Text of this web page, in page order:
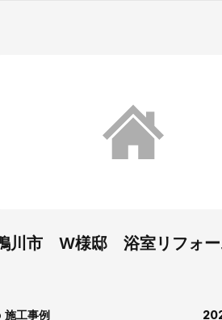
川市 W様邸 浴室リフォー
施工事例